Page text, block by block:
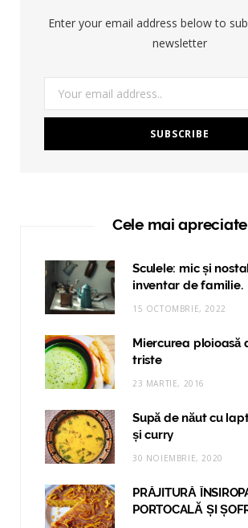
Enter your email address below to
newsletter
Cele mai apreciate
Sculele: mic și
inventar de familie.
15 OCTOMBRIE, 2022
Miercurea ploioasă
triste
23 MARTIE, 2016
Supă de năut cu
și curry
30 NOIEMBRIE, 2020
PRĂJITURĂ
PORTOCALĂ ȘI